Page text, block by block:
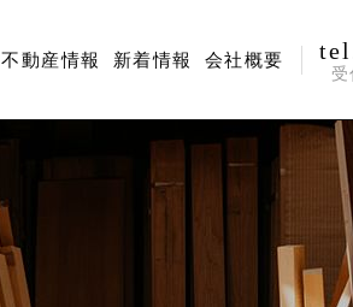
不動産情報 新着情報 会社概要